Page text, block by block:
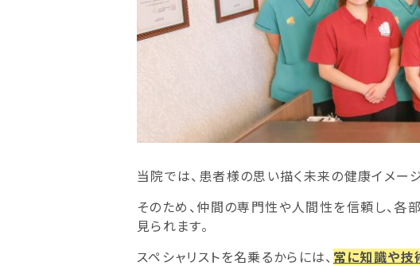
当院では、患者様の思い描く未来の健康イメー
そのため、仲間の専門性や人間性を信頼し、各
見られます。
スペシャリストを名乗るからには、 常に知識や技